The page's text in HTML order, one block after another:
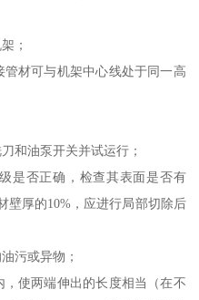
；
材可与机架中心线处于同一高
和油泵开关并试运行；
是否正确，检查其表面是否有
壁厚的10%，应进行局部切除后
污或异物；
使两端伸出的长度相当（在不